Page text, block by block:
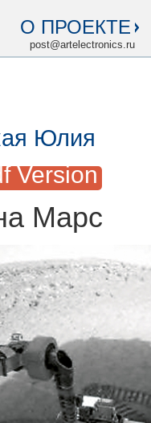
О ПРОЕКТЕ
post@artelectronics.ru
Юлия
Version
Марс